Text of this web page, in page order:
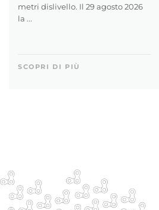
metri dislivello. Il 29 agosto 2026
la ...
SCOPRI DI PIÙ